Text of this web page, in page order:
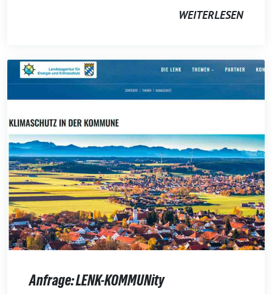
WEITERLESEN
Anfrage: LENK-KOMMUNity